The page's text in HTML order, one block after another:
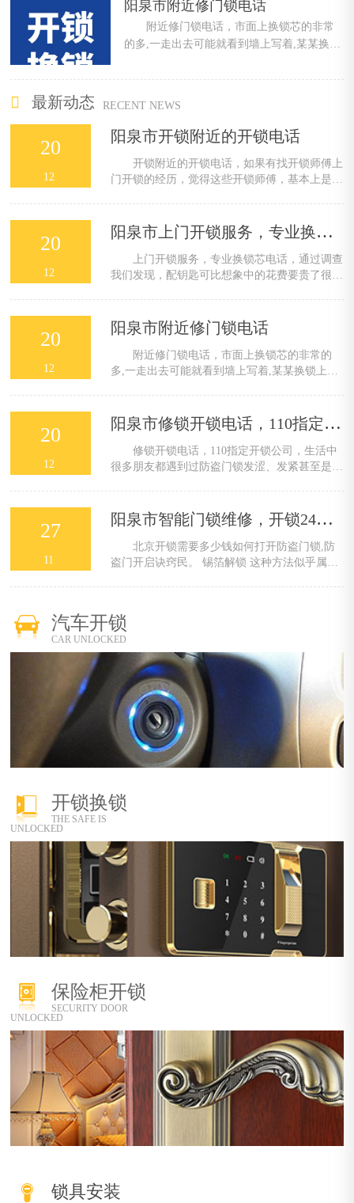
阳泉市附近修门锁电话
附近修门锁电话，市面上换锁芯的非常
的多,一走出去可能就看到墙上写着,某某换锁
……
最新动态 RECENT NEWS
20
12
阳泉市开锁附近的开锁电话
开锁附近的开锁电话，如果有找开锁师傅上
门开锁的经历，觉得这些开锁师傅，基本上是按
的行业，锁家家都有，锁出现点……
20
12
阳泉市上门开锁服务，专业换锁芯电话
上门开锁服务，专业换锁芯电话，通过调查
我们发现，配钥匙可比想象中的花费要贵了很
的花费至少要在百元以上，一些豪华……
20
12
阳泉市附近修门锁电话
附近修门锁电话，市面上换锁芯的非常的
多,一走出去可能就看到墙上写着,某某换锁上门
呢,如果自己会换锁芯,是不是省事……
20
12
阳泉市修锁开锁电话，110指定开锁公司
修锁开锁电话，110指定开锁公司，生活中
很多朋友都遇到过防盗门锁发涩、发紧甚至是外
出声响 不知道大家有……
27
11
阳泉市智能门锁维修，开锁24小时上门电话
北京开锁需要多少钱如何打开防盗门锁,防
盗门开启诀窍民。 锡箔解锁 这种方法似乎属于
汽车开锁
CAR UNLOCKED
开锁换锁
THE SAFE IS
UNLOCKED
保险柜开锁
SECURITY DOOR
UNLOCKED
锁具安装